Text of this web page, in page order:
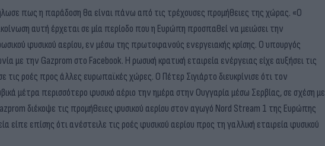
πως η παράδοση θα είναι πάνω από τις τρέχουσες προμήθειες της χώρας. «Ο
αυτή έρχεται σε μία περίοδο που η Ευρώπη προσπαθεί να μειώσει την
φυσικού αερίου, εν μέσω της πρωτοφανούς ενεργειακής κρίσης. Ο υπουργός
την Gazprom στο Facebook. Η ρωσική κρατική εταιρεία ενέργειας είχε αυξήσει τις
ροές προς άλλες ευρωπαϊκές χώρες. Ο Πέτερ Σιγιάρτο διευκρίνισε ότι τον
μέτρα περισσότερο φυσικό αέριο την ημέρα στην Ουγγαρία μέσω Σερβίας, σε σχέση με
διέκοψε τις προμήθειες φυσικού αερίου στον αγωγό Nord Stream 1 της Ευρώπης
επίσης ότι ανέστειλε τις ροές φυσικού αερίου προς τη γαλλική εταιρεία φυσικού